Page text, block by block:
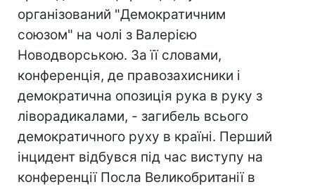
організований "Демократичним
союзом" на чолі з Валерією
Новодворською. За її словами,
конференція, де правозахисники і
демократична опозиція рука в руку з
ліворадикалами, - загибель всього
демократичного руху в країні. Перший
інцидент відбувся під час виступу на
конференції Посла Великобританії в